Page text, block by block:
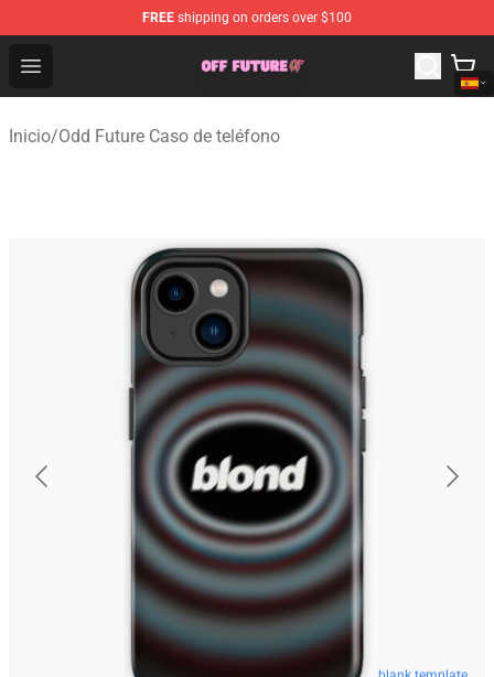
FREE shipping on orders over $100
Open menu
Odd Future Store - Official Odd Future Merchandise Shop
Inicio/Odd Future Caso de teléfono